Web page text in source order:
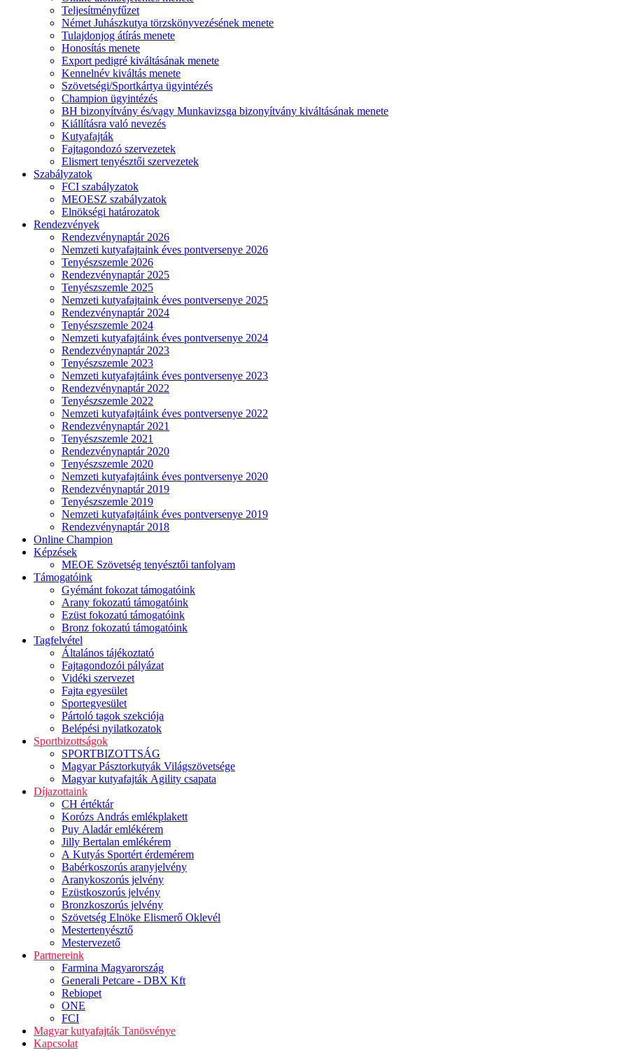
Teljesítményfűzet
Német Juhászkutya törzskönyvezésének menete
Tulajdonjog átírás menete
Honosítás menete
Export pedigré kiváltásának menete
Kennelnév kiváltás menete
Szövetségi/Sportkártya ügyintézés
Champion ügyintézés
BH bizonyítvány és/vagy Munkavizsga bizonyítvány kiváltásának menete
Kiállításra való nevezés
Kutyafajták
Fajtagondozó szervezetek
Elismert tenyésztői szervezetek
Szabályzatok
FCI szabályzatok
MEOESZ szabályzatok
Elnökségi határozatok
Rendezvények
Rendezvénynaptár 2026
Nemzeti kutyafajtaink éves pontversenye 2026
Tenyészszemle 2026
Rendezvénynaptár 2025
Tenyészszemle 2025
Nemzeti kutyafajtaink éves pontversenye 2025
Rendezvénynaptár 2024
Tenyészszemle 2024
Nemzeti kutyafajtáink éves pontversenye 2024
Rendezvénynaptár 2023
Tenyészszemle 2023
Nemzeti kutyafajtáink éves pontversenye 2023
Rendezvénynaptár 2022
Tenyészszemle 2022
Nemzeti kutyafajtáink éves pontversenye 2022
Rendezvénynaptár 2021
Tenyészszemle 2021
Rendezvénynaptár 2020
Tenyészszemle 2020
Nemzeti kutyafajtáink éves pontversenye 2020
Rendezvénynaptár 2019
Tenyészszemle 2019
Nemzeti kutyafajtáink éves pontversenye 2019
Rendezvénynaptár 2018
Online Champion
Képzések
MEOE Szövetség tenyésztői tanfolyam
Támogatóink
Gyémánt fokozat támogatóink
Arany fokozatú támogatóink
Ezüst fokozatú támogatóink
Bronz fokozatú támogatóink
Tagfelvétel
Általános tájékoztató
Fajtagondozói pályázat
Vidéki szervezet
Fajta egyesület
Sportegyesület
Pártoló tagok szekciója
Belépési nyilatkozatok
Sportbizottságok
SPORTBIZOTTSÁG
Magyar Pásztorkutyák Világszövetsége
Magyar kutyafajták Agility csapata
Díjazottaink
CH értéktár
Korózs András emlékplakett
Puy Aladár emlékérem
Jilly Bertalan emlékérem
A Kutyás Sportért érdemérem
Babérkoszorús aranyjelvény
Aranykoszorús jelvény
Ezüstkoszorús jelvény
Bronzkoszorús jelvény
Szövetség Elnöke Elismerő Oklevél
Mestertenyésztő
Mestervezető
Partnereink
Farmina Magyarország
Generali Petcare - DBX Kft
Rebiopet
ONE
FCI
Magyar kutyafajták Tanösvénye
Kapcsolat